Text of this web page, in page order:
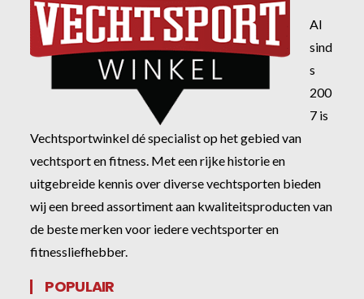
Al
sind
s
200
7 is
Vechtsportwinkel dé specialist op het gebied van
vechtsport en fitness. Met een rijke historie en
uitgebreide kennis over diverse vechtsporten bieden
wij een breed assortiment aan kwaliteitsproducten van
de beste merken voor iedere vechtsporter en
fitnessliefhebber.
POPULAIR